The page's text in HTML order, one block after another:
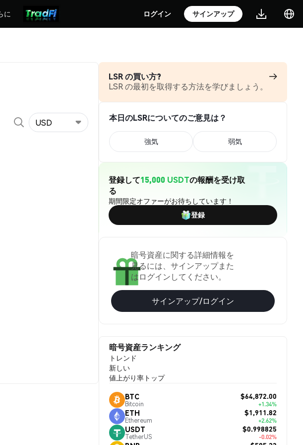
に ログイン サインアップ
USD
LSR の買い方?
LSR の最初を取得する方法を学びましょう。
本日のLSRについてのご意見は？
強気 弱気
登録して15,000 USDTの報酬を受け取
る
期間限定オファーがお待ちしています！
登録
暗号資産に関する詳細情報を
見るには、サインアップまた
はログインしてください。
サインアップ/ログイン
暗号資産ランキング
トレンド
新しい
値上がり率トップ
BTC
Bitcoin
$64,872.00
+1.34%
ETH
Ethereum
$1,911.82
+2.62%
USDT
TetherUS
$0.998825
-0.02%